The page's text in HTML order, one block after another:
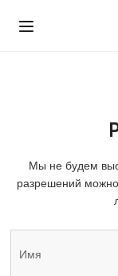
Мы не будем
разрешений можно